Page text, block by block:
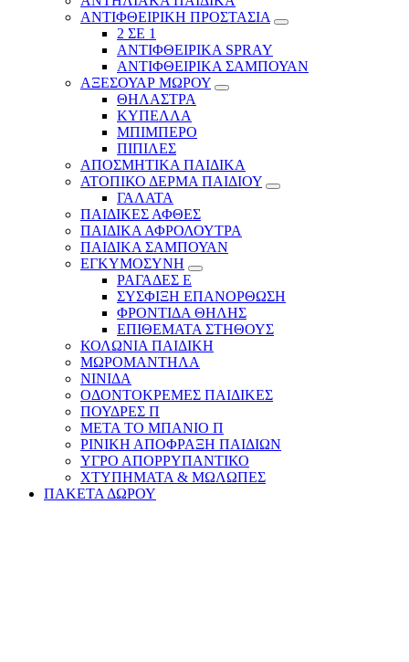
ΑΝΤΙΦΘΕΙΡΙΚΗ ΠΡΟΣΤΑΣΙΑ
2 ΣΕ 1
ΑΝΤΙΦΘΕΙΡΙΚΑ SPRAY
ΑΝΤΙΦΘΕΙΡΙΚΑ ΣΑΜΠΟΥΑΝ
ΑΞΕΣΟΥΑΡ ΜΩΡΟΥ
ΘΗΛΑΣΤΡΑ
ΚΥΠΕΛΛΑ
ΜΠΙΜΠΕΡΟ
ΠΙΠΙΛΕΣ
ΑΠΟΣΜΗΤΙΚΑ ΠΑΙΔΙΚΑ
ΑΤΟΠΙΚΟ ΔΕΡΜΑ ΠΑΙΔΙΟΥ
ΓΑΛΑΤΑ
ΠΑΙΔΙΚΕΣ ΑΦΘΕΣ
ΠΑΙΔΙΚΑ ΑΦΡΟΛΟΥΤΡΑ
ΠΑΙΔΙΚΑ ΣΑΜΠΟΥΑΝ
ΕΓΚΥΜΟΣΥΝΗ
ΡΑΓΑΔΕΣ Ε
ΣΥΣΦΙΞΗ ΕΠΑΝΟΡΘΩΣΗ
ΦΡΟΝΤΙΔΑ ΘΗΛΗΣ
ΕΠΙΘΕΜΑΤΑ ΣΤΗΘΟΥΣ
ΚΟΛΩΝΙΑ ΠΑΙΔΙΚΗ
ΜΩΡΟΜΑΝΤΗΛΑ
ΝΙΝΙΔΑ
ΟΔΟΝΤΟΚΡΕΜΕΣ ΠΑΙΔΙΚΕΣ
ΠΟΥΔΡΕΣ Π
ΜΕΤΑ ΤΟ ΜΠΑΝΙΟ Π
ΡΙΝΙΚΗ ΑΠΟΦΡΑΞΗ ΠΑΙΔΙΩΝ
ΥΓΡΟ ΑΠΟΡΡΥΠΑΝΤΙΚΟ
ΧΤΥΠΗΜΑΤΑ & ΜΩΛΩΠΕΣ
ΠΑΚΕΤΑ ΔΩΡΟΥ